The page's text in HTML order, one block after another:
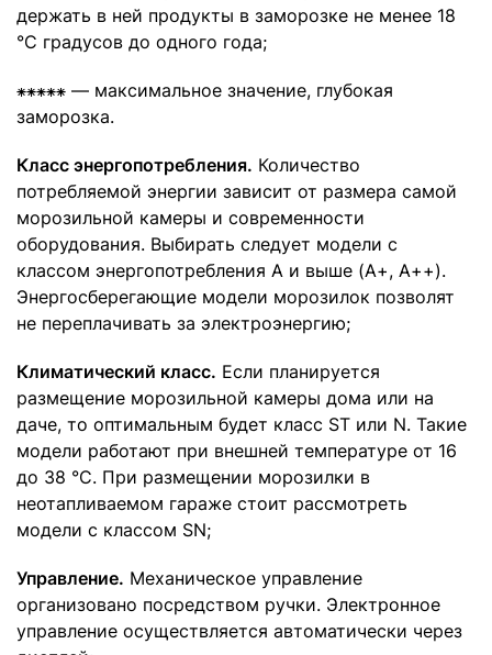
держать в ней продукты в заморозке не менее 18
°С градусов до одного года;
⁕⁕⁕⁕⁕ — максимальное значение, глубокая
заморозка.
Класс энергопотребления. Количество
потребляемой энергии зависит от размера самой
морозильной камеры и современности
оборудования. Выбирать следует модели с
классом энергопотребления А и выше (А+, А++).
Энергосберегающие модели морозилок позволят
не переплачивать за электроэнергию;
Климатический класс. Если планируется
размещение морозильной камеры дома или на
даче, то оптимальным будет класс ST или N. Такие
модели работают при внешней температуре от 16
до 38 °С. При размещении морозилки в
неотапливаемом гараже стоит рассмотреть
модели с классом SN;
Управление. Механическое управление
организовано посредством ручки. Электронное
управление осуществляется автоматически через